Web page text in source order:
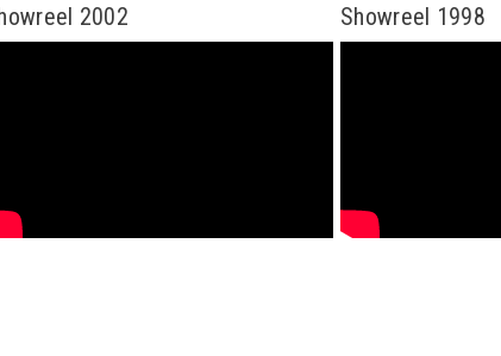
2002 Showreel 1998